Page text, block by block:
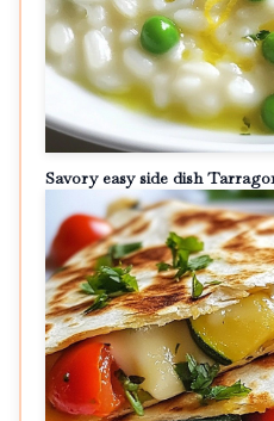
Savory easy side dish